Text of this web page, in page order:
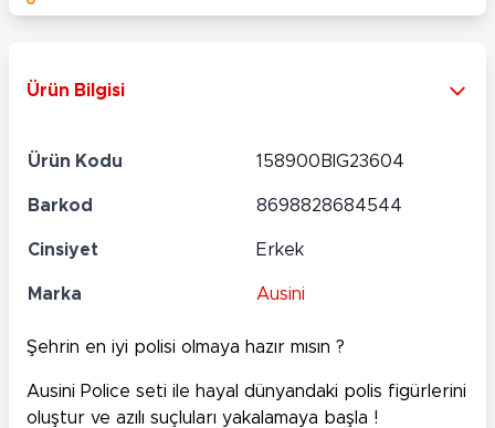
Ürün Bilgisi
Ürün Kodu 158900BIG23604
Barkod 8698828684544
Cinsiyet Erkek
Marka Ausini
Şehrin en iyi polisi olmaya hazır mısın ?
Ausini Police seti ile hayal dünyandaki polis figürlerini
oluştur ve azılı suçluları yakalamaya başla !